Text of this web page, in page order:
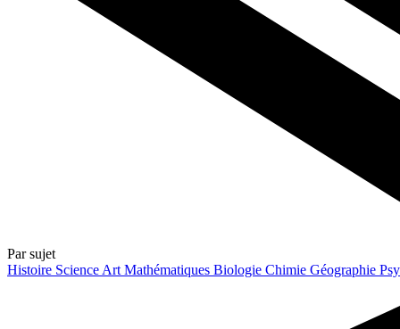
Par sujet
Histoire Science Art Mathématiques Biologie Chimie Géographie